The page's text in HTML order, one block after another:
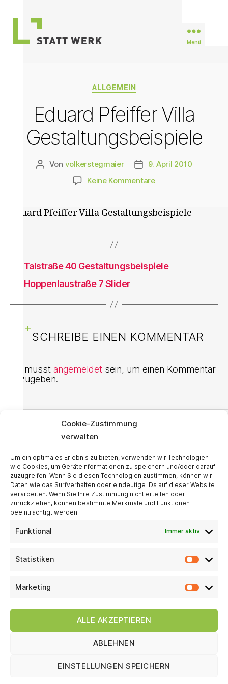
Cookie-Zustimmung
verwalten
Um ein optimales Erlebnis zu bieten, verwenden wir Technologien
wie Cookies, um Geräteinformationen zu speichern und/oder darauf
zuzugreifen. Wenn Sie diesen Technologien zustimmen, können wir
Daten wie das Surfverhalten oder eindeutige IDs auf dieser Website
verarbeiten. Wenn Sie Ihre Zustimmung nicht erteilen oder
zurückziehen, können bestimmte Merkmale und Funktionen
beeinträchtigt werden.
Funktional Immer aktiv
Statistiken
Marketing
ALLE AKZEPTIEREN
ABLEHNEN
EINSTELLUNGEN SPEICHERN
Menü
Kategorien
ALLGEMEIN
Eduard Pfeiffer Villa
Gestaltungsbeispiele
Beitragsautor
Von volkerstegmaier Veröffentlichungsdatum
9. April 2010
Keine Kommentarezu
Villa
Eduard Pfeiffer Villa Gestaltungsbeispiele
Talstraße 40 Gestaltungsbeispiele
Hoppenlaustraße 7 Slider
SCHREIBE EINEN KOMMENTAR
Du musst angemeldet sein, um einen Kommentar
abzugeben.
KONTAKT
STATTWERK-STUTTGART GmbH
Gutbrodstraße 37
70193 Stuttgart
Telefon 0711 31 51 587
Telefax 0711 31 51 585
Info@p-qzrwcy.project.space